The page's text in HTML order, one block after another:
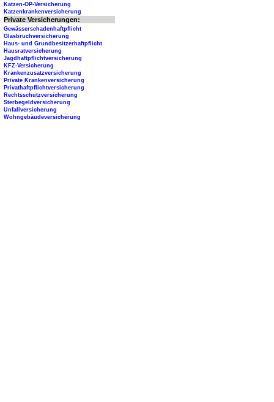
Katzen-OP-Versicherung
Katzenkrankenversicherung
Private Versicherungen:
Gewässerschadenhaftpflicht
Glasbruchversicherung
Haus- und Grundbesitzerhaftpflicht
Hausratversicherung
Jagdhaftpflichtversicherung
KFZ-Versicherung
Krankenzusatzversicherung
Private Krankenversicherung
Privathaftpflichtversicherung
Rechtsschutzversicherung
Sterbegeldversicherung
Unfallversicherung
Wohngebäudeversicherung